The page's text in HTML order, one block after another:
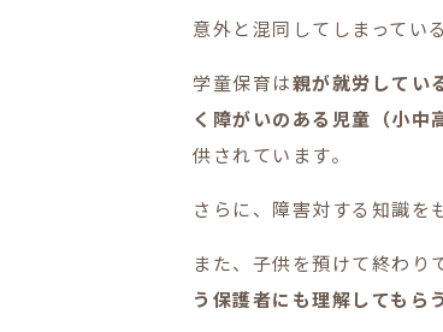
意外と混同してしまってい
学童保育は親が就労してい
く障がいのある児童（小中
供されています。
さらに、障害対する知識を
また、子供を預けて終わり
う保護者にも理解してもら